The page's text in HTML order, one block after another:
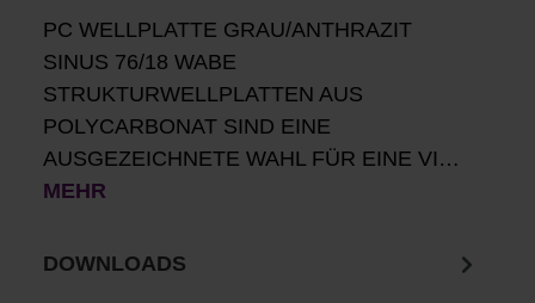
PC WELLPLATTE GRAU/ANTHRAZIT
SINUS 76/18 WABE
STRUKTURWELLPLATTEN AUS
POLYCARBONAT SIND EINE
AUSGEZEICHNETE WAHL FÜR EINE VI…
MEHR
DOWNLOADS